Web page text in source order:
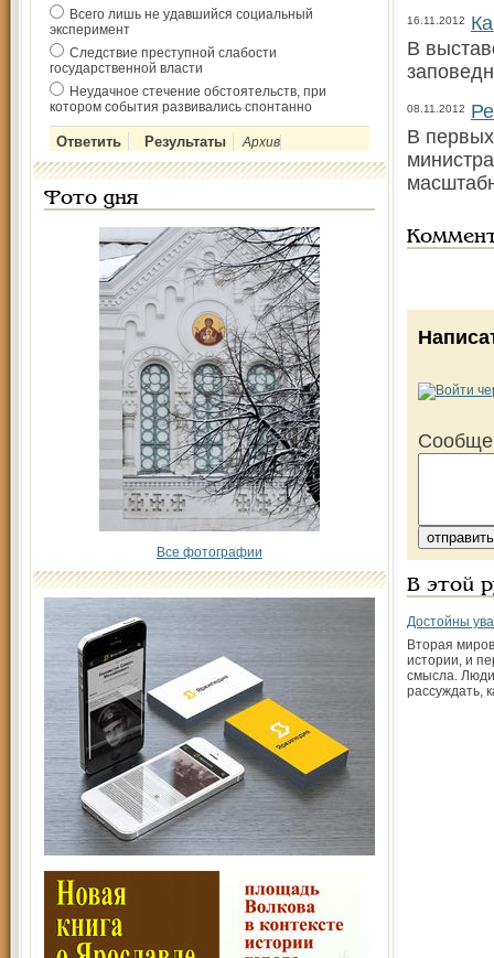
Всего лишь не удавшийся социальный
эксперимент
Следствие преступной слабости
государственной власти
Неудачное стечение обстоятельств, при
котором события развивались спонтанно
Архив
Фото дня
Все фотографии
16.11.2012
В
08.11.2012
В
В этой
Достойны
Вторая
истории, и
смысла.
рассуждать,